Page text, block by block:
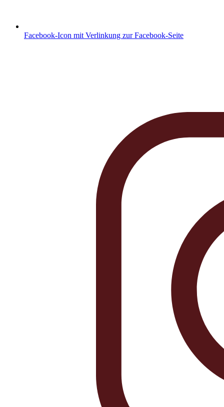
Facebook-Icon mit Verlinkung zur Facebook-Seite